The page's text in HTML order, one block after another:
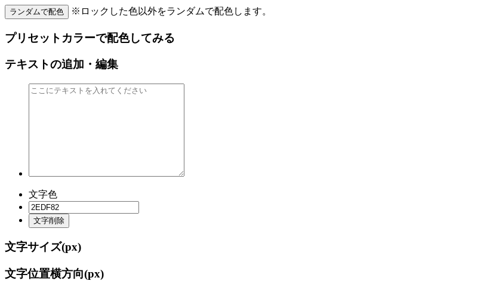
ランダムで配色 ※ロックした色以外をランダムで配色します。
プリセットカラーで配色してみる
テキストの追加・編集
文字色
文字削除
文字サイズ(px)
文字位置横方向(px)